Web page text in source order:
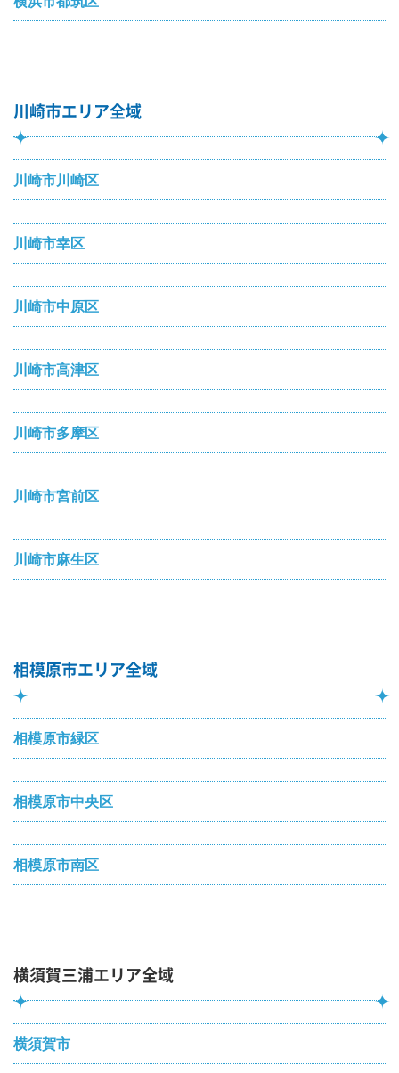
川崎市エリア全域
川崎市川崎区
川崎市幸区
川崎市中原区
川崎市高津区
川崎市多摩区
川崎市宮前区
川崎市麻生区
相模原市エリア全域
相模原市緑区
相模原市中央区
相模原市南区
横須賀三浦エリア全域
横須賀市